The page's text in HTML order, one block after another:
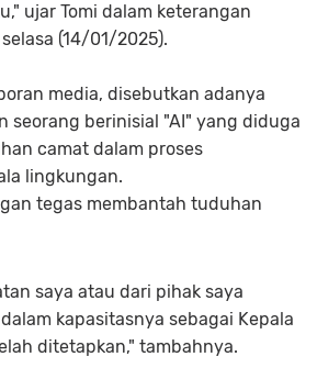
ujar Tomi dalam keterangan
(14/01/2025).
media, disebutkan adanya
seorang berinisial "AI" yang diduga
camat dalam proses
lingkungan.
tegas membantah tuduhan
saya atau dari pihak saya
kapasitasnya sebagai Kepala
ditetapkan," tambahnya.